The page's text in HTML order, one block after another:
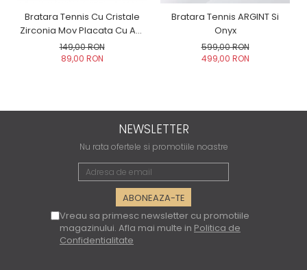
Bratara Tennis Cu Cristale
Zirconia Mov Placata Cu Aur
Galben
149,00 RON
89,00 RON
Bratara Tennis ARGINT Si
Onyx
599,00 RON
499,00 RON
NEWSLETTER
Nu rata ofertele si promotiile noastre
Vreau sa primesc newsletter cu promotiile
magazinului. Afla mai multe in Politica de
Confidentialitate